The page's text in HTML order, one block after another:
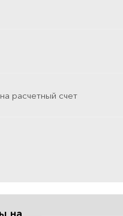
расчетный счет